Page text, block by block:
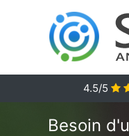
4.5/5
Besoin